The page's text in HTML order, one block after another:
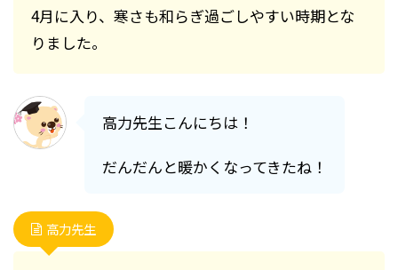
4月に入り、寒さも和らぎ過ごしやすい時期とな
りました。
高力先生こんにちは！
だんだんと暖かくなってきたね！
高力先生